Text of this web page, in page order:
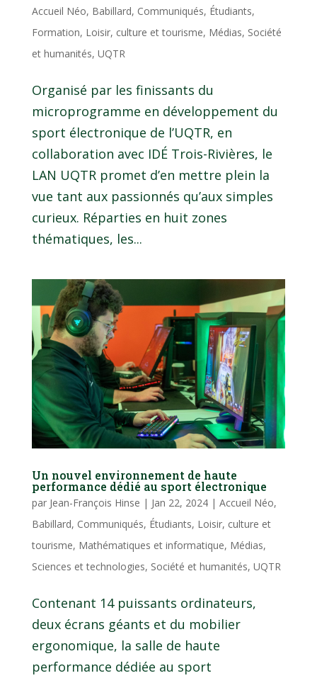
Accueil Néo, Babillard, Communiqués, Étudiants,
Formation, Loisir, culture et tourisme, Médias, Société
et humanités, UQTR
Organisé par les finissants du
microprogramme en développement du
sport électronique de l’UQTR, en
collaboration avec IDÉ Trois-Rivières, le
LAN UQTR promet d’en mettre plein la
vue tant aux passionnés qu’aux simples
curieux. Réparties en huit zones
thématiques, les...
Un nouvel environnement de haute
performance dédié au sport électronique
par Jean-François Hinse | Jan 22, 2024| Accueil Néo,
Babillard, Communiqués, Étudiants, Loisir, culture et
tourisme, Mathématiques et informatique, Médias,
Sciences et technologies, Société et humanités, UQTR
Contenant 14 puissants ordinateurs,
deux écrans géants et du mobilier
ergonomique, la salle de haute
performance dédiée au sport